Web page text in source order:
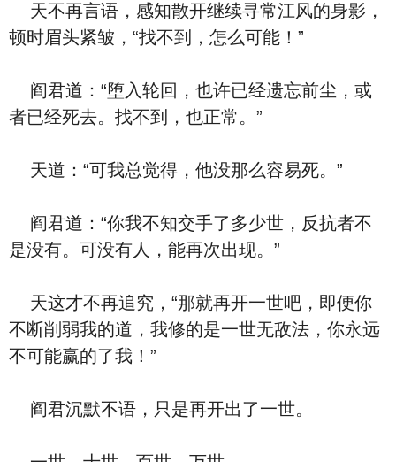
天不再言语，感知散开继续寻常江风的身影，
顿时眉头紧皱，“找不到，怎么可能！”
阎君道：“堕入轮回，也许已经遗忘前尘，或
者已经死去。找不到，也正常。”
天道：“可我总觉得，他没那么容易死。”
阎君道：“你我不知交手了多少世，反抗者不
是没有。可没有人，能再次出现。”
天这才不再追究，“那就再开一世吧，即便你
不断削弱我的道，我修的是一世无敌法，你永远
不可能赢的了我！”
阎君沉默不语，只是再开出了一世。